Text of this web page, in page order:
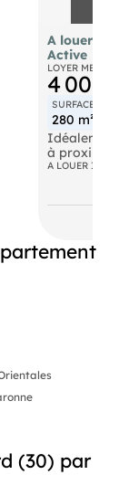
A louer
Active
LOYER MENSUEL
4 000 €
SURFACE
280 m²
Idéalement
à proximité
Leroy
- 2 plateaux
idéal pour
gratuit
prévoir.
-
A LOUER
(30) par